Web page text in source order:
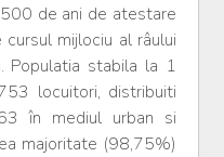
de ani de atestare
mijlociu al râului
Populatia stabila la 1
locuitori, distribuiti
în mediul urban si
majoritate (98,75%)